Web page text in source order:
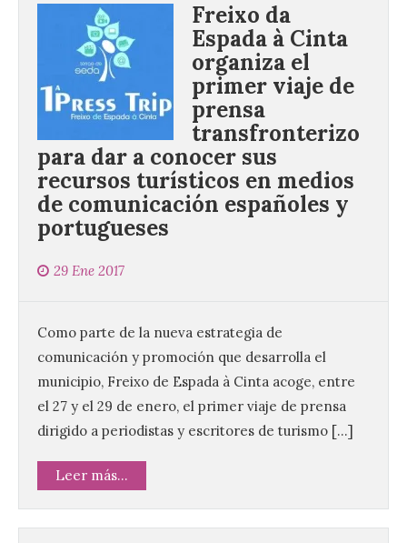
Freixo da
Espada à Cinta
organiza el
primer viaje de
prensa
transfronterizo
para dar a conocer sus
recursos turísticos en medios
de comunicación españoles y
portugueses
29 Ene 2017
Como parte de la nueva estrategia de
comunicación y promoción que desarrolla el
municipio, Freixo de Espada à Cinta acoge, entre
el 27 y el 29 de enero, el primer viaje de prensa
dirigido a periodistas y escritores de turismo […]
Leer más...